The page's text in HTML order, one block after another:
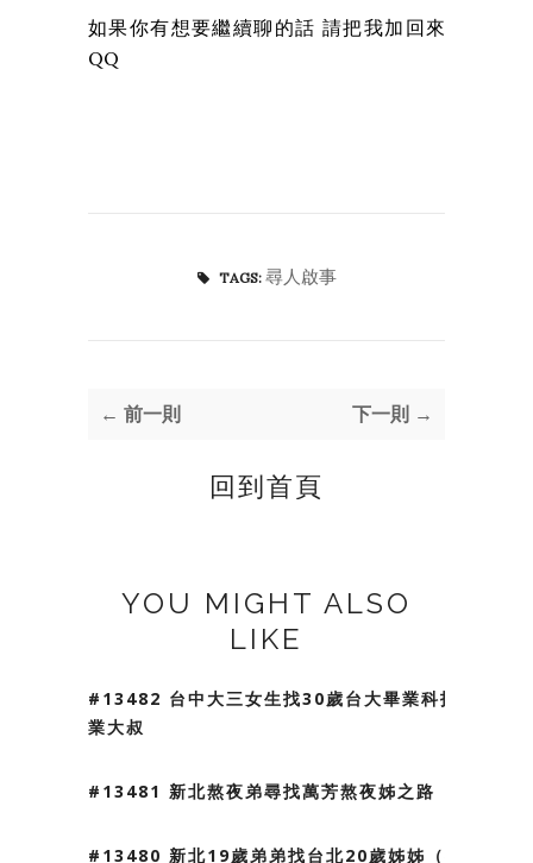
如果你有想要繼續聊的話 請把我加回來
QQ
TAGS: 尋人啟事
← 前一則 下一則 →
回到首頁
YOU MIGHT ALSO
LIKE
#13482 台中大三女生找30歲台大畢業科技
業大叔
#13481 新北熬夜弟尋找萬芳熬夜姊之路
#13480 新北19歲弟弟找台北20歲姊姊（我